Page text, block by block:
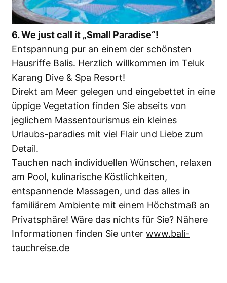
6. We just call it „Small Paradise“!
Entspannung pur an einem der schönsten
Hausriffe Balis. Herzlich willkommen im Teluk
Karang Dive & Spa Resort!
Direkt am Meer gelegen und eingebettet in eine
üppige Vegetation finden Sie abseits von
jeglichem Massentourismus ein kleines
Urlaubs-paradies mit viel Flair und Liebe zum
Detail.
Tauchen nach individuellen Wünschen, relaxen
am Pool, kulinarische Köstlichkeiten,
entspannende Massagen, und das alles in
familiärem Ambiente mit einem Höchstmaß an
Privatsphäre! Wäre das nichts für Sie? Nähere
Informationen finden Sie unter www.bali-
tauchreise.de